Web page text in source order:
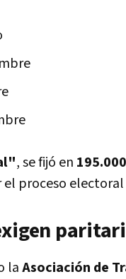
, se fijó en
proceso
laAsociación de